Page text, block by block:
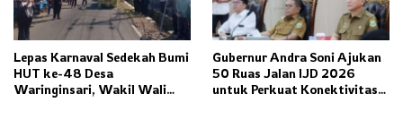
Lepas Karnaval Sedekah Bumi
HUT ke-48 Desa
Waringinsari, Wakil Wali
Gubernur Andra Soni Ajukan
50 Ruas Jalan IJD 2026
untuk Perkuat Konektivitas